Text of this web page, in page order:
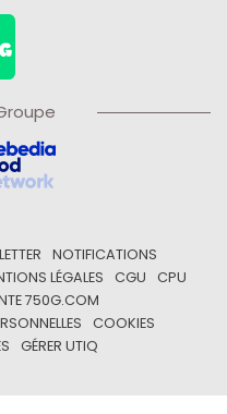
NOTIFICATIONS
LÉGALES CGU
CPU
750G.COM
COOKIES
GÉRER UTIQ